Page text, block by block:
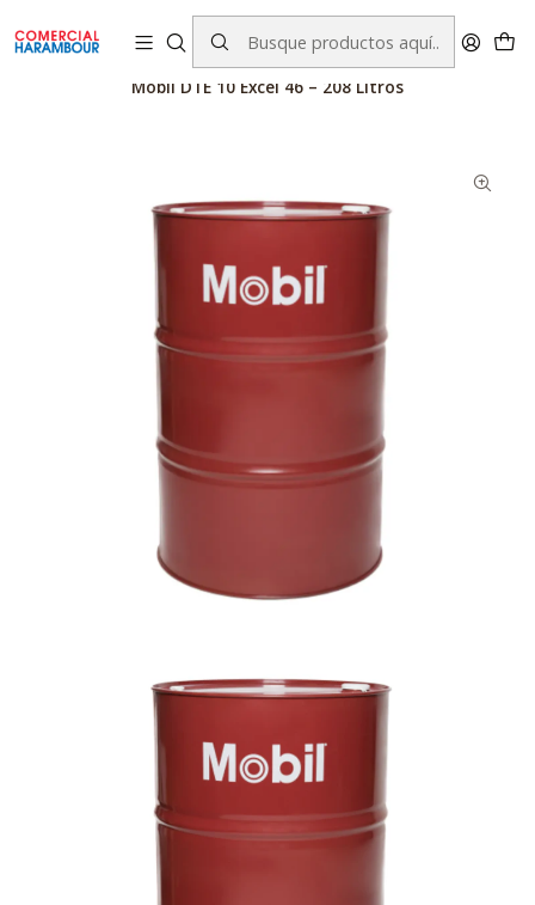
contacto@comercialharambour.cl
Catálogo Productos Mobil™ Lubricantes
Mobil DTE 10 Excel 46 – 208 Litros